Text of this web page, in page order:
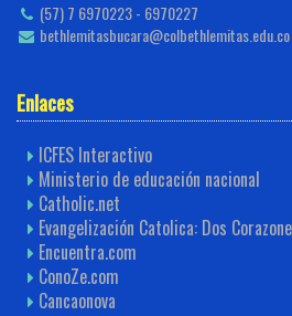
(57) 7 6970223 - 6970227
bethlemitasbucara@colbethlemitas.edu.co
Enlaces
ICFES Interactivo
Ministerio de educación nacional
Catholic.net
Evangelización Catolica: Dos
Encuentra.com
ConoZe.com
Cancaonova